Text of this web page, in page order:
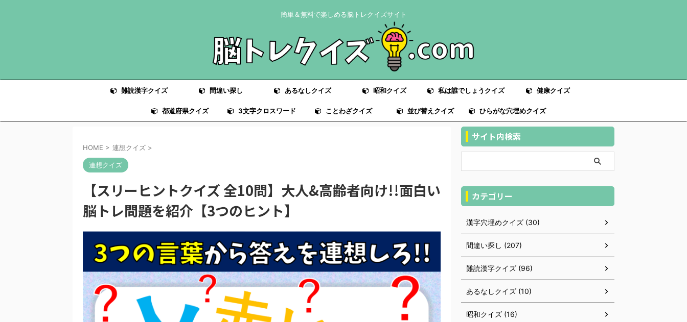
簡単＆無料で楽しめる脳トレクイズサイト
難読漢字クイズ 間違い探し あるなしクイズ 昭和クイズ 私は誰でしょうクイズ 健康クイズ
都道府県クイズ 3文字クロスワード ことわざクイズ 並び替えクイズ ひらがな穴埋めクイズ
HOME > 連想クイズ >
連想クイズ
【スリーヒントクイズ 全10問】大人&高齢者向け!!面白い
脳トレ問題を紹介【3つのヒント】
サイト内検索
カテゴリー
漢字穴埋めクイズ (30)
間違い探し (207)
難読漢字クイズ (96)
あるなしクイズ (10)
昭和クイズ (16)